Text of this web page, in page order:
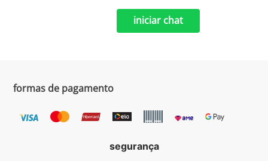
iniciar chat
formas de pagamento
segurança